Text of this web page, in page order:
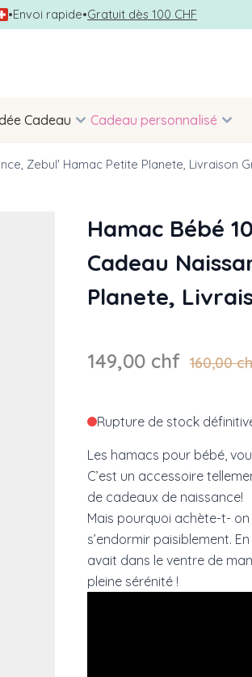
•Envoi rapide•Gratuit dès 100 CHF
Cadeau Cadeau personnalisé
Zebul' Hamac Petite Planete, Livraison
Hamac Bébé
Cadeau
Planete,
160,00
149,00 chf
Rupture de stock
Les hamacs pour bébé,
C’est un accessoire
de cadeaux de naissance!
Mais pourquoi achète-t-
s’endormir paisiblement.
avait dans le ventre de
pleine sérénité !